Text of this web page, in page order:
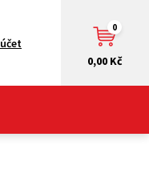
0,00 Kč
0
účet